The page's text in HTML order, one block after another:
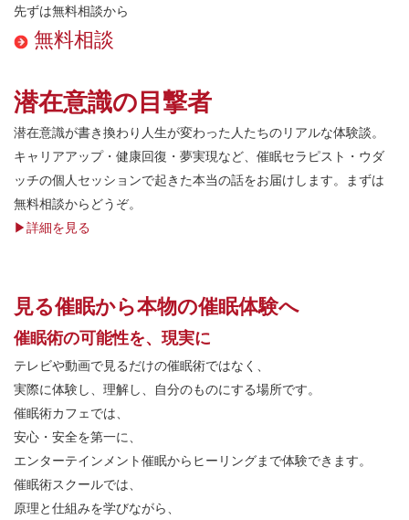
先ずは無料相談から
無料相談
潜在意識の目撃者
潜在意識が書き換わり人生が変わった人たちのリアルな体験談。
キャリアアップ・健康回復・夢実現など、催眠セラピスト・ウダ
ッチの個人セッションで起きた本当の話をお届けします。まずは
無料相談からどうぞ。
▶︎詳細を見る
見る催眠から本物の催眠体験へ
催眠術の可能性を、現実に
テレビや動画で見るだけの催眠術ではなく、
実際に体験し、理解し、自分のものにする場所です。
催眠術カフェでは、
安心・安全を第一に、
エンターテインメント催眠からヒーリングまで体験できます。
催眠術スクールでは、
原理と仕組みを学びながら、